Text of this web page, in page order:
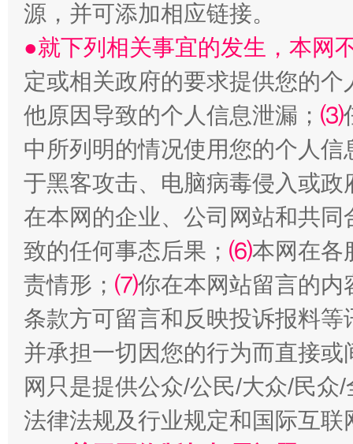
国家大学科技园优化重塑工作
扯下公款旅游的“隐身衣” 如何以
源，并可添加相应链接。
●就下列相关事宜的发生，本网
定或相关政府的要求提供您的个
他原因导致的个人信息泄漏； ⑶
中所列明的情况使用您的个人
于黑客攻击、电脑病毒侵入或
在本网的企业、公司网站和共
致的任何事态后果； ⑹本网在各
责情形； ⑺你在本网站留言的内
条款方可留言和反映投诉报料
并承担一切因您的行为而直接
网只是提供公众/公民/大众/民
法律法规及行业规定和国际互